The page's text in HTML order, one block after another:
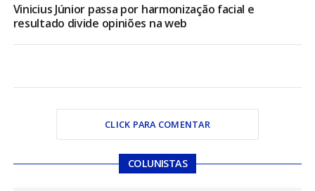
Vinicius Júnior passa por harmonização facial e
resultado divide opiniões na web
CLICK PARA COMENTAR
COLUNISTAS